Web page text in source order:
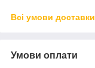
Всі умови доставки
Умови оплати